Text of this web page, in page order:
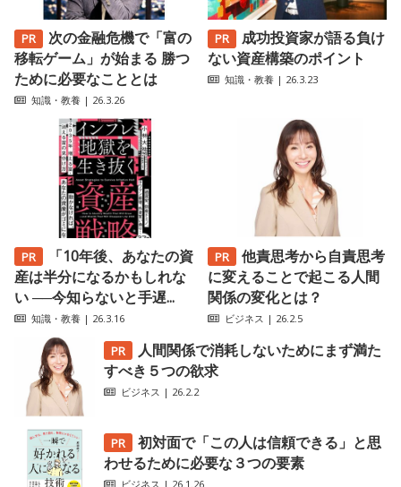
次の金融危機で「富の
移転ゲーム」が始まる 勝つ
ために必要なこととは
知識・教養 | 26.3.26
成功投資家が語る負け
ない資産構築のポイント
知識・教養 | 26.3.23
「10年後、あなたの資
産は半分になるかもしれな
い ──今知らないと手遅...
知識・教養 | 26.3.16
他責思考から自責思考
に変えることで起こる人間
関係の変化とは？
ビジネス | 26.2.5
人間関係で消耗しないためにまず満た
すべき５つの欲求
ビジネス | 26.2.2
初対面で「この人は信頼できる」と思
わせるために必要な３つの要素
ビジネス | 26.1.26